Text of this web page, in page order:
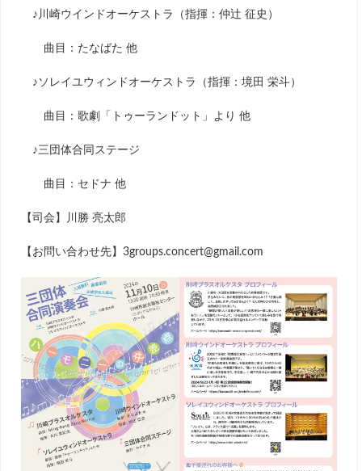
♪川崎ウインドオーケストラ（指揮：仲辻 征史）
曲目：たなばた 他
♪ソレイユウィンドオーケストラ（指揮：境田 栄斗）
曲目：歌劇「トゥーランドット」より 他
♪三団体合同ステージ
曲目：セドナ 他
【司会】川勝 亮太郎
【お問い合わせ先】3groups.concert@gmail.com